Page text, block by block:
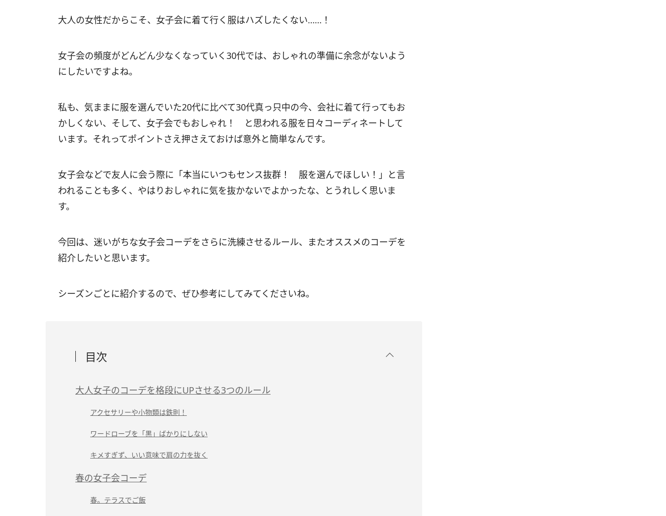
大人の女性だからこそ、女子会に着て行く服はハズしたくない……！
女子会の頻度がどんどん少なくなっていく30代では、おしゃれの準備に余念がないよう
にしたいですよね。
私も、気ままに服を選んでいた20代に比べて30代真っ只中の今、会社に着て行ってもお
かしくない、そして、女子会でもおしゃれ！ と思われる服を日々コーディネートして
います。それってポイントさえ押さえておけば意外と簡単なんです。
女子会などで友人に会う際に「本当にいつもセンス抜群！ 服を選んでほしい！」と言
われることも多く、やはりおしゃれに気を抜かないでよかったな、とうれしく思いま
す。
今回は、迷いがちな女子会コーデをさらに洗練させるルール、またオススメのコーデを
紹介したいと思います。
シーズンごとに紹介するので、ぜひ参考にしてみてくださいね。
目次
大人女子のコーデを格段にUPさせる3つのルール
アクセサリーや小物類は鉄則！
ワードローブを「黒」ばかりにしない
キメすぎず、いい意味で肩の力を抜く
春の女子会コーデ
春。テラスでご飯